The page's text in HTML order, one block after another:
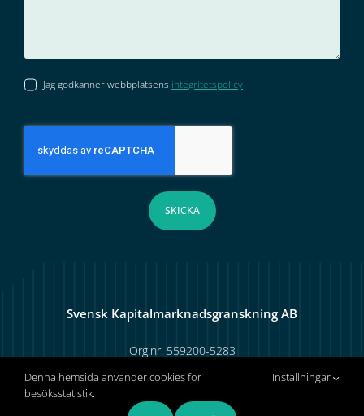
Jag godkänner webbplatsens integritetspolicy
SKICKA
Svensk Kapitalmarknadsgranskning AB
Org.nr. 559200-5283
Tel:+46 (0)8 913 008 | E-post:
Denna hemsida använder cookies för
besöksstatistik.
Inställningar